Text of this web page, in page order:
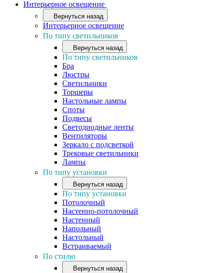
Интерьерное освещение
Вернуться назад
Интерьерное освещение
По типу светильников
Вернуться назад
По типу светильников
Бра
Люстры
Светильники
Торшеры
Настольные лампы
Споты
Подвесы
Светодиодные ленты
Вентиляторы
Зеркало с подсветкой
Трековые светильники
Лампы
По типу установки
Вернуться назад
По типу установки
Потолочный
Настенно-потолочный
Настенный
Напольный
Настольный
Встраиваемый
По стилю
Вернуться назад